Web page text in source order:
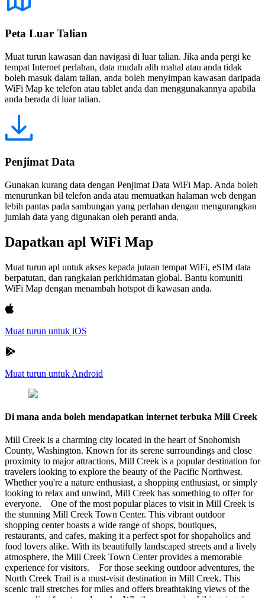
Peta Luar Talian
Muat turun kawasan dan navigasi di luar talian. Jika anda pergi ke
tempat Internet perlahan, data mudah alih mahal atau anda tidak
boleh masuk dalam talian, anda boleh menyimpan kawasan daripada
WiFi Map ke telefon atau tablet anda dan menggunakannya apabila
anda berada di luar talian.
Penjimat Data
Gunakan kurang data dengan Penjimat Data WiFi Map. Anda boleh
menurunkan bil telefon anda atau memuatkan halaman web dengan
lebih pantas pada sambungan yang perlahan dengan mengurangkan
jumlah data yang digunakan oleh peranti anda.
Dapatkan apl WiFi Map
Muat turun apl untuk akses kepada jutaan tempat WiFi, eSIM data
berpatutan, dan rangkaian perkhidmatan global. Bantu komuniti
WiFi Map dengan menambah hotspot di kawasan anda.
Muat turun untuk iOS
Muat turun untuk Android
Di mana anda boleh mendapatkan internet terbuka Mill Creek
Mill Creek is a charming city located in the heart of Snohomish
County, Washington. Known for its serene surroundings and close
proximity to major attractions, Mill Creek is a popular destination for
travelers looking to explore the beauty of the Pacific Northwest.
Whether you're a nature enthusiast, a shopping enthusiast, or simply
looking to relax and unwind, Mill Creek has something to offer for
everyone. One of the most popular places to visit in Mill Creek is
the stunning Mill Creek Town Center. This vibrant outdoor
shopping center boasts a wide range of shops, boutiques,
restaurants, and cafes, making it a perfect spot for shopaholics and
food lovers alike. With its beautifully landscaped streets and a lively
atmosphere, the Mill Creek Town Center provides a memorable
experience for visitors. For those seeking outdoor adventures, the
North Creek Trail is a must-visit destination in Mill Creek. This
scenic trail stretches for miles and offers breathtaking views of the